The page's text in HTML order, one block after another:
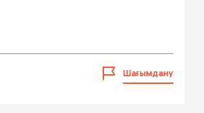
Шағымдану